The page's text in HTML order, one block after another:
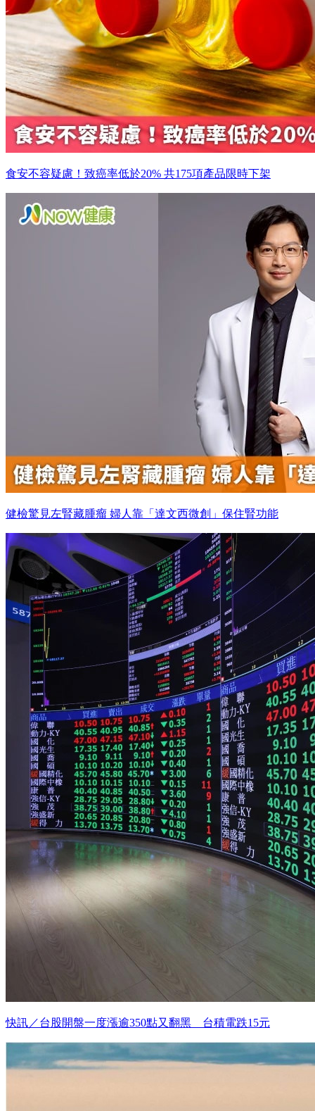
食安不容疑慮！致癌率低於20% 共175項產品限時下架
健檢驚見左腎藏腫瘤 婦人靠「達文西微創」保住腎功能
快訊／台股開盤一度漲逾350點又翻黑 台積電跌15元